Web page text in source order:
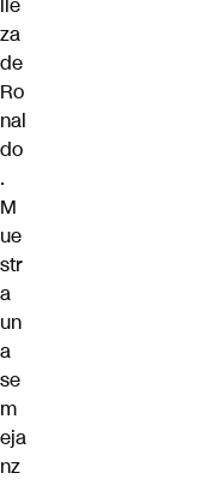
za
de
Ro
nal
do
.
M
ue
str
a
un
a
se
m
eja
nz